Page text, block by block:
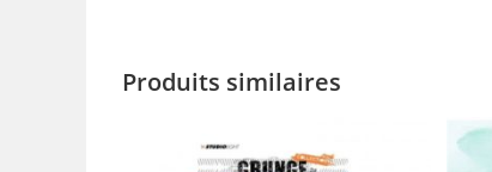
Produits similaires